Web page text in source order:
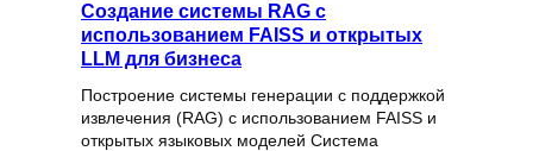
Создание системы RAG с
использованием FAISS и открытых
LLM для бизнеса
Построение системы генерации с поддержкой
извлечения (RAG) с использованием FAISS и
открытых языковых моделей Система